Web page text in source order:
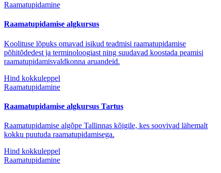
Raamatupidamine
Raamatupidamise algkursus
Koolituse lõpuks omavad isikud teadmisi raamatupidamise
põhitõdedest ja terminoloogiast ning suudavad koostada peamisi
raamatupidamisvaldkonna aruandeid.
Hind kokkuleppel
Raamatupidamine
Raamatupidamise algkursus Tartus
Raamatupidamise algõpe Tallinnas kõigile, kes soovivad lähemalt
kokku puutuda raamatupidamisega.
Hind kokkuleppel
Raamatupidamine